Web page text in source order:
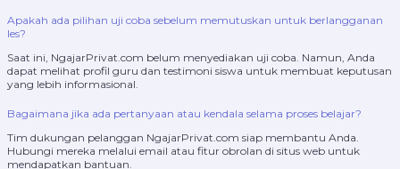
Apakah ada pilihan uji coba sebelum memutuskan untuk berlangganan
les?
Saat ini, NgajarPrivat.com belum menyediakan uji coba. Namun, Anda
dapat melihat profil guru dan testimoni siswa untuk membuat keputusan
yang lebih informasional.
Bagaimana jika ada pertanyaan atau kendala selama proses belajar?
Tim dukungan pelanggan NgajarPrivat.com siap membantu Anda.
Hubungi mereka melalui email atau fitur obrolan di situs web untuk
mendapatkan bantuan.